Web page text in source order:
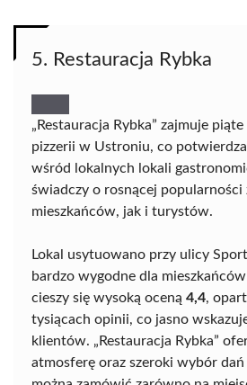
5. Restauracja Rybka
„Restauracja Rybka” zajmuje
pizzerii w Ustroniu, co
wśród lokalnych lokali
świadczy o rosnącej
mieszkańców, jak i turystów.
Lokal usytuowano przy ulicy
bardzo wygodne dla
cieszy się wysoką oceną 4,4,
tysiącach opinii, co jasno
klientów. „Restauracja Rybka”
atmosferę oraz szeroki wybór